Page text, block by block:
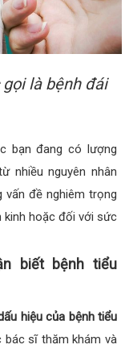
là bệnh đái
bạn đang có lượng
nhiều nguyên nhân
vấn đề nghiêm trọng
hoặc đối với sức
biết bệnh tiểu
hiệu của bệnh tiểu
sĩ thăm khám và